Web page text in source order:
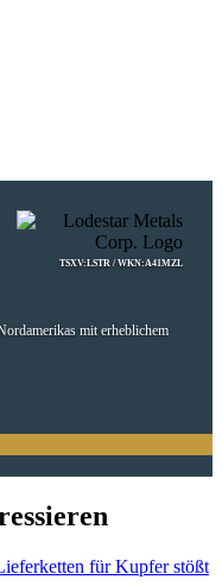
TSXV:LSTR / WKN:A41MZL
mit erheblichem